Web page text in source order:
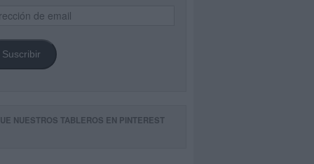
Suscribir
NUESTROS TABLEROS EN PINTEREST